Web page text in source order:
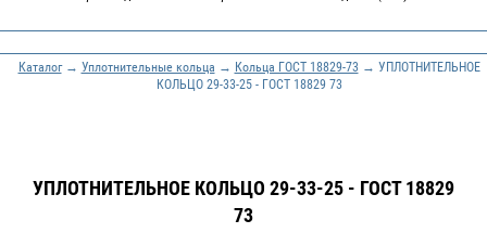
Каталог→ Уплотнительные кольца → Кольца ГОСТ 18829-73 → УПЛОТНИТЕЛЬНОЕ
КОЛЬЦО 29-33-25 - ГОСТ 18829 73
УПЛОТНИТЕЛЬНОЕ КОЛЬЦО 29-33-25 - ГОСТ 18829
73